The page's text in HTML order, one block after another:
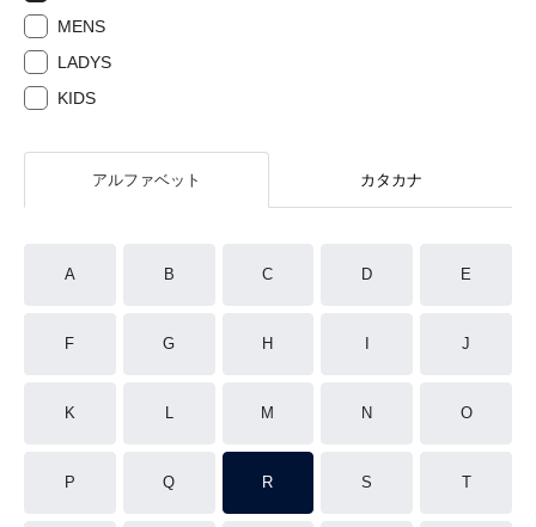
MENS
LADYS
KIDS
アルファベット カタカナ
A B C D E
F G H J
K L M N O
P Q R S T